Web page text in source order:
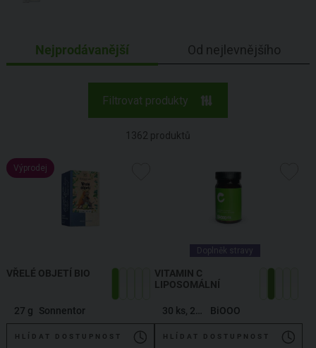
Nejprodávanější Od nejlevnějšího
Filtrovat produkty
1362 produktů
Výprodej
VŘELÉ OBJETÍ BIO
27 g Sonnentor
HLÍDAT DOSTUPNOST
Doplněk stravy
VITAMIN C
LIPOSOMÁLNÍ
BiOOO
HLÍDAT DOSTUPNOST